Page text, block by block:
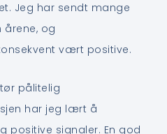
Jeg har sendt mange
og
vært positive.
pålitelig
har jeg lært å
positive signaler. En god